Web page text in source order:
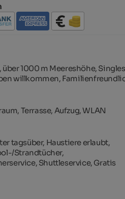
über 1000 m Meereshöhe, Singles
willkommen,
Terrasse, Aufzug, WLAN
tagsüber, Haustiere erlaubt,
Strandtücher,
Shuttleservice, Gratis